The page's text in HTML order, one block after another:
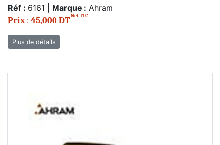
Réf : 6161 | Marque : Ahram
Prix : 45,000 DTNet TTC
Plus de détails